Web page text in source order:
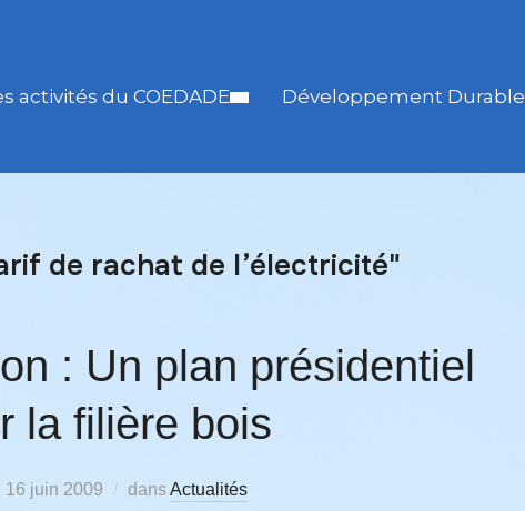
activités du COEDADE Développement Durable
de rachat de l’électricité"
: Un plan présidentiel
la filière bois
16 juin 2009 dansActualités